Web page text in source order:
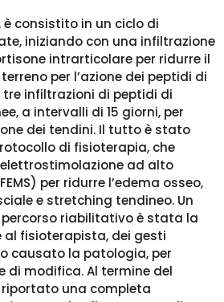
consistito in un ciclo di
iniziando con una infiltrazione
intrarticolare per ridurre il
per l’azione dei peptidi di
tre infiltrazioni di peptidi di
a intervalli di 15 giorni, per
dei tendini. Il tutto è stato
di fisioterapia, che
ad alto
per ridurre l’edema osseo,
e stretching tendineo. Un
riabilitativo è stata la
al fisioterapista, dei gesti
causato la patologia, per
di modifica. Al termine del
riportato una completa